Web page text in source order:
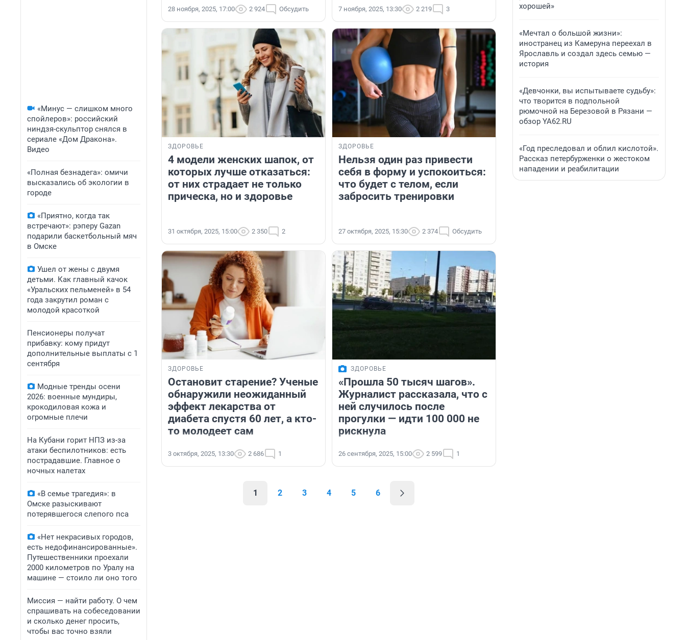
«Минус — слишком много
спойлеров»: российский
ниндзя-скульптор снялся в
сериале «Дом Дракона».
Видео
«Полная безнадега»: омичи
высказались об экологии в
городе
«Приятно, когда так
встречают»: рэперу Gazan
подарили баскетбольный мяч
в Омске
Ушел от жены с двумя
детьми. Как главный качок
«Уральских пельменей» в 54
года закрутил роман с
молодой красоткой
Пенсионеры получат
прибавку: кому придут
дополнительные выплаты с 1
сентября
Модные тренды осени
2026: военные мундиры,
крокодиловая кожа и
огромные плечи
На Кубани горит НПЗ из-за
атаки беспилотников: есть
пострадавшие. Главное о
ночных налетах
«В семье трагедия»: в
Омске разыскивают
потерявшегося слепого пса
«Нет некрасивых городов,
есть недофинансированные».
Путешественники проехали
2000 километров по Уралу на
машине — стоило ли оно того
Миссия — найти работу. О чем
спрашивать на собеседовании
и сколько денег просить,
чтобы вас точно взяли
28 ноября, 2025, 17:00 2 924 Обсудить 7 ноября, 2025, 13:30 2 219 3
ЗДОРОВЬЕ
4 модели женских шапок, от
которых лучше отказаться:
от них страдает не только
прическа, но и здоровье
31 октября, 2025, 15:00 2 350 2
ЗДОРОВЬЕ
Нельзя один раз привести
себя в форму и успокоиться:
что будет с телом, если
забросить тренировки
27 октября, 2025, 15:30 2 374 Обсудить
ЗДОРОВЬЕ
Остановит старение? Ученые
обнаружили неожиданный
эффект лекарства от
диабета спустя 60 лет, а кто-
то молодеет сам
3 октября, 2025, 13:30 2 686 1
ЗДОРОВЬЕ
«Прошла 50 тысяч шагов».
Журналист рассказала, что с
ней случилось после
прогулки — идти 100 000 не
рискнула
26 сентября, 2025, 15:00 2 599 1
1 2 3 4 5 6
хорошей»
«Мечтал о большой жизни»:
иностранец из Камеруна переехал в
Ярославль и создал здесь семью —
история
«Девчонки, вы испытываете судьбу»:
что творится в подпольной
рюмочной на Березовой в Рязани —
обзор YA62.RU
«Год преследовал и облил кислотой».
Рассказ петербурженки о жестоком
нападении и реабилитации